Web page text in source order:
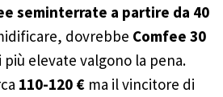
seminterrate a partire da 40
dovrebbe Comfee 30
elevate valgono la pena.
110-120 € ma il vincitore di